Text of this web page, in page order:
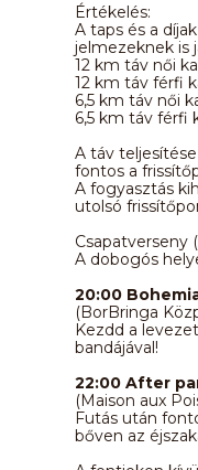
Értékelés:
A taps és a
jelmezeknek is
12 km táv női
12 km táv férfi
6,5 km táv női
6,5 km táv férfi
A táv
fontos a
A fogyasztás
utolsó
Csapatverseny
A dobogós
20:00
(BorBringa
Kezdd a
bandájával!
22:00 After
(Maison aux
Futás után
bőven az